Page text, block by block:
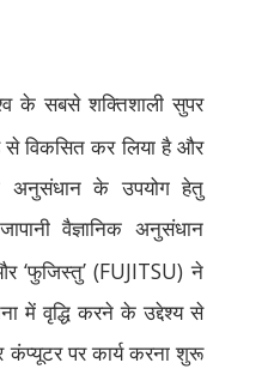
के सबसे शक्तिशाली सुपर
से विकसित कर लिया है और
अनुसंधान के उपयोग हेतु
वैज्ञानिक अनुसंधान
‘फुजिस्तु’ (FUJITSU)ने
में वृद्धि करने के उद्देश्य से
कंप्यूटर पर कार्य करना शुरू